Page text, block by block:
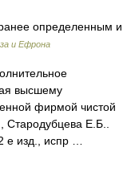
определенным и
и Ефрона
высшему
фирмой чистой
Е.Б..
е изд., испр …